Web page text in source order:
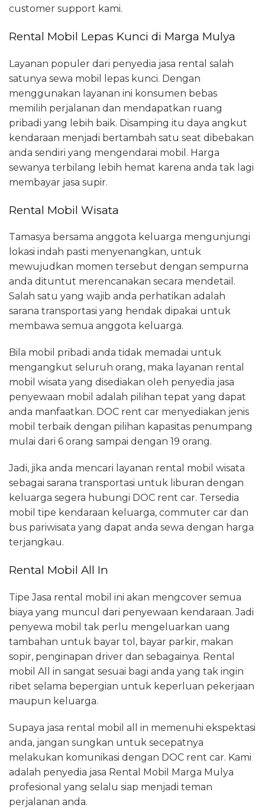
customer support kami.
Rental Mobil Lepas Kunci di Marga Mulya
Layanan populer dari penyedia jasa rental salah
satunya sewa mobil lepas kunci. Dengan
menggunakan layanan ini konsumen bebas
memilih perjalanan dan mendapatkan ruang
pribadi yang lebih baik. Disamping itu daya angkut
kendaraan menjadi bertambah satu seat dibebakan
anda sendiri yang mengendarai mobil. Harga
sewanya terbilang lebih hemat karena anda tak lagi
membayar jasa supir.
Rental Mobil Wisata
Tamasya bersama anggota keluarga mengunjungi
lokasi indah pasti menyenangkan, untuk
mewujudkan momen tersebut dengan sempurna
anda dituntut merencanakan secara mendetail.
Salah satu yang wajib anda perhatikan adalah
sarana transportasi yang hendak dipakai untuk
membawa semua anggota keluarga.
Bila mobil pribadi anda tidak memadai untuk
mengangkut seluruh orang, maka layanan rental
mobil wisata yang disediakan oleh penyedia jasa
penyewaan mobil adalah pilihan tepat yang dapat
anda manfaatkan. DOC rent car menyediakan jenis
mobil terbaik dengan pilihan kapasitas penumpang
mulai dari 6 orang sampai dengan 19 orang.
Jadi, jika anda mencari layanan rental mobil wisata
sebagai sarana transportasi untuk liburan dengan
keluarga segera hubungi DOC rent car. Tersedia
mobil tipe kendaraan keluarga, commuter car dan
bus pariwisata yang dapat anda sewa dengan harga
terjangkau.
Rental Mobil All In
Tipe Jasa rental mobil ini akan mengcover semua
biaya yang muncul dari penyewaan kendaraan. Jadi
penyewa mobil tak perlu mengeluarkan uang
tambahan untuk bayar tol, bayar parkir, makan
sopir, penginapan driver dan sebagainya. Rental
mobil All in sangat sesuai bagi anda yang tak ingin
ribet selama bepergian untuk keperluan pekerjaan
maupun keluarga.
Supaya jasa rental mobil all in memenuhi ekspektasi
anda, jangan sungkan untuk secepatnya
melakukan komunikasi dengan DOC rent car. Kami
adalah penyedia jasa Rental Mobil Marga Mulya
profesional yang selalu siap menjadi teman
perjalanan anda.